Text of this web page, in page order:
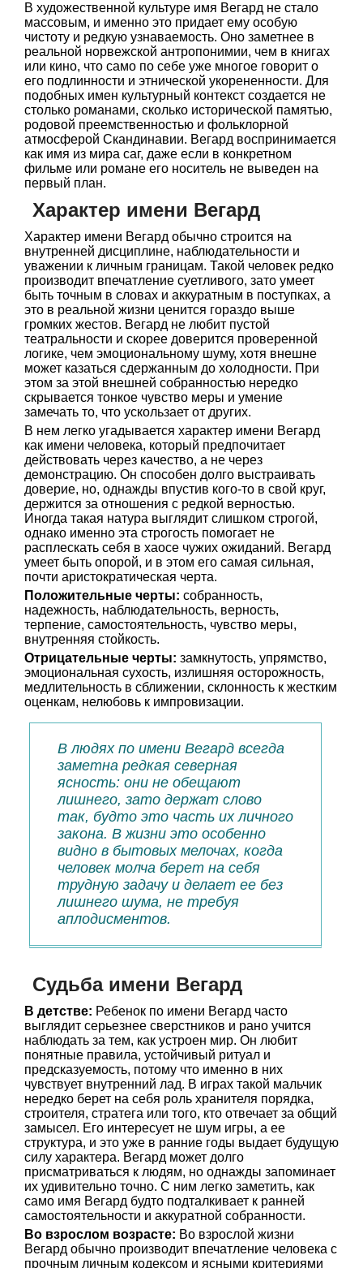
В художественной культуре имя Вегард не стало
массовым, и именно это придает ему особую
чистоту и редкую узнаваемость. Оно заметнее в
реальной норвежской антропонимии, чем в книгах
или кино, что само по себе уже многое говорит о
его подлинности и этнической укорененности. Для
подобных имен культурный контекст создается не
столько романами, сколько исторической памятью,
родовой преемственностью и фольклорной
атмосферой Скандинавии. Вегард воспринимается
как имя из мира саг, даже если в конкретном
фильме или романе его носитель не выведен на
первый план.
Характер имени Вегард
Характер имени Вегард обычно строится на
внутренней дисциплине, наблюдательности и
уважении к личным границам. Такой человек редко
производит впечатление суетливого, зато умеет
быть точным в словах и аккуратным в поступках, а
это в реальной жизни ценится гораздо выше
громких жестов. Вегард не любит пустой
театральности и скорее доверится проверенной
логике, чем эмоциональному шуму, хотя внешне
может казаться сдержанным до холодности. При
этом за этой внешней собранностью нередко
скрывается тонкое чувство меры и умение
замечать то, что ускользает от других.
В нем легко угадывается характер имени Вегард
как имени человека, который предпочитает
действовать через качество, а не через
демонстрацию. Он способен долго выстраивать
доверие, но, однажды впустив кого-то в свой круг,
держится за отношения с редкой верностью.
Иногда такая натура выглядит слишком строгой,
однако именно эта строгость помогает не
расплескать себя в хаосе чужих ожиданий. Вегард
умеет быть опорой, и в этом его самая сильная,
почти аристократическая черта.
Положительные черты: собранность,
надежность, наблюдательность, верность,
терпение, самостоятельность, чувство меры,
внутренняя стойкость.
Отрицательные черты: замкнутость, упрямство,
эмоциональная сухость, излишняя осторожность,
медлительность в сближении, склонность к жестким
оценкам, нелюбовь к импровизации.
В людях по имени Вегард всегда
заметна редкая северная
ясность: они не обещают
лишнего, зато держат слово
так, будто это часть их личного
закона. В жизни это особенно
видно в бытовых мелочах, когда
человек молча берет на себя
трудную задачу и делает ее без
лишнего шума, не требуя
аплодисментов.
Судьба имени Вегард
В детстве: Ребенок по имени Вегард часто
выглядит серьезнее сверстников и рано учится
наблюдать за тем, как устроен мир. Он любит
понятные правила, устойчивый ритуал и
предсказуемость, потому что именно в них
чувствует внутренний лад. В играх такой мальчик
нередко берет на себя роль хранителя порядка,
строителя, стратега или того, кто отвечает за общий
замысел. Его интересует не шум игры, а ее
структура, и это уже в ранние годы выдает будущую
силу характера. Вегард может долго
присматриваться к людям, но однажды запоминает
их удивительно точно. С ним легко заметить, как
само имя Вегард будто подталкивает к ранней
самостоятельности и аккуратной собранности.
Во взрослом возрасте: Во взрослой жизни
Вегард обычно производит впечатление человека с
прочным личным кодексом и ясными критериями